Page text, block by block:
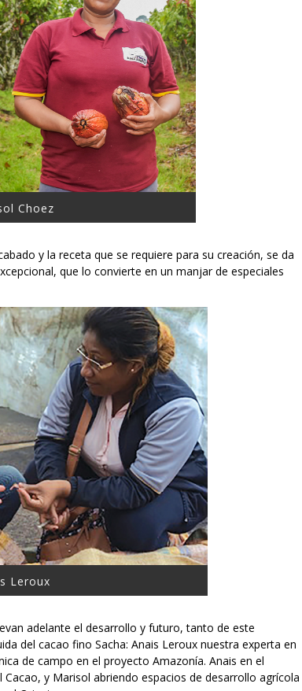
Choez
y la receta que se requiere para su creación, se da
que lo convierte en un manjar de especiales
Leroux
adelante el desarrollo y futuro, tanto de este
del cacao fino Sacha: Anais Leroux nuestra experta en
de campo en el proyecto Amazonía. Anais en el
y Marisol abriendo espacios de desarrollo agrícola